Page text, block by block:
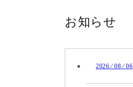
お知らせ
2026 ⁄ 08 ⁄ 06